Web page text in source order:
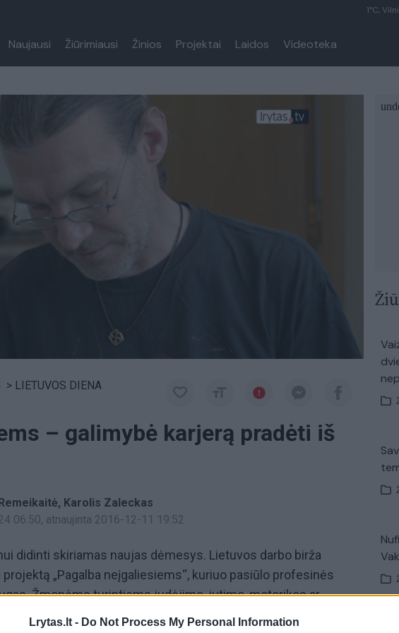
Lrytas.lt - Do Not Process My Personal Information
1°C,
Naujausi Žiūrimiausi Žinios Projektai Laidos Videoteka
> LIETUVOS DIENA
– galimybė karjerą pradėti iš
Karolis Zaleckas
06:50, atnaujinta 2016-12-11 19:52
didinti skiriamas naujas dėmesys. Lietuvos darbo birža
„Pagalba neįgaliesiems“, kuriuo pasiūlo profesinės
Žmonėms turintiems judėjimo, jutimo, motorikos ar
suteikiama galimybė iš naujo įsitvirtinti darbo rinkoje ir